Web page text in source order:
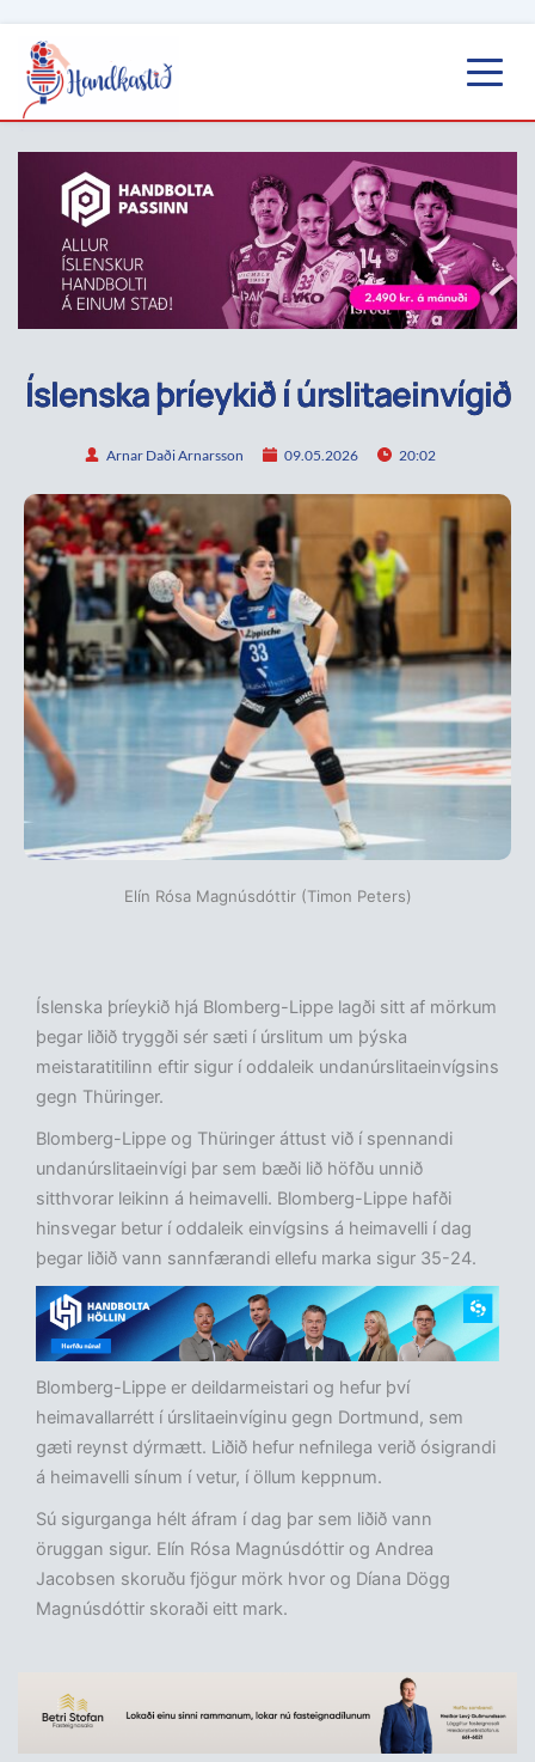
Íslenska þríeykið í úrslitaeinvígið
Arnar Daði Arnarsson 09.05.2026 20:02
Elín Rósa Magnúsdóttir (Timon Peters)
Íslenska þríeykið hjá Blomberg-Lippe lagði sitt af mörkum
þegar liðið tryggði sér sæti í úrslitum um þýska
meistaratitilinn eftir sigur í oddaleik undanúrslitaeinvígsins
gegn Thüringer.
Blomberg-Lippe og Thüringer áttust við í spennandi
undanúrslitaeinvígi þar sem bæði lið höfðu unnið
sitthvorar leikinn á heimavelli. Blomberg-Lippe hafði
hinsvegar betur í oddaleik einvígsins á heimavelli í dag
þegar liðið vann sannfærandi ellefu marka sigur 35-24.
Blomberg-Lippe er deildarmeistari og hefur því
heimavallarrétt í úrslitaeinvíginu gegn Dortmund, sem
gæti reynst dýrmætt. Liðið hefur nefnilega verið ósigrandi
á heimavelli sínum í vetur, í öllum keppnum.
Sú sigurganga hélt áfram í dag þar sem liðið vann
öruggan sigur. Elín Rósa Magnúsdóttir og Andrea
Jacobsen skoruðu fjögur mörk hvor og Díana Dögg
Magnúsdóttir skoraði eitt mark.